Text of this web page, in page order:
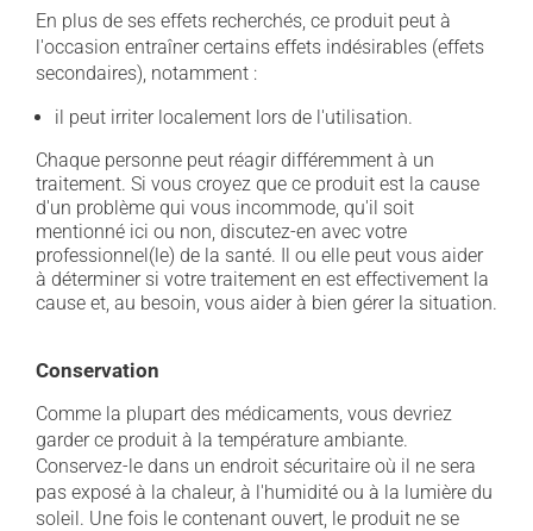
En plus de ses effets recherchés, ce produit peut à
l'occasion entraîner certains effets indésirables (effets
secondaires), notamment :
il peut irriter localement lors de l'utilisation.
Chaque personne peut réagir différemment à un
traitement. Si vous croyez que ce produit est la cause
d'un problème qui vous incommode, qu'il soit
mentionné ici ou non, discutez-en avec votre
professionnel(le) de la santé. Il ou elle peut vous aider
à déterminer si votre traitement en est effectivement la
cause et, au besoin, vous aider à bien gérer la situation.
Conservation
Comme la plupart des médicaments, vous devriez
garder ce produit à la température ambiante.
Conservez-le dans un endroit sécuritaire où il ne sera
pas exposé à la chaleur, à l'humidité ou à la lumière du
soleil. Une fois le contenant ouvert, le produit ne se